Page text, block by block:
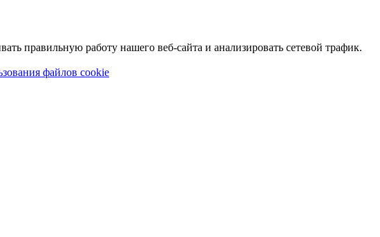
правильную работу нашего веб-сайта и анализировать сетевой трафик.
файлов cookie